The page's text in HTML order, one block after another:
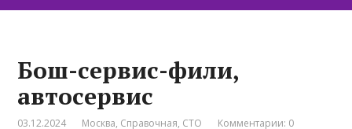
Бош-сервис-фили,
автосервис
03.12.2024 Москва, Справочная, СТО Комментарии: 0